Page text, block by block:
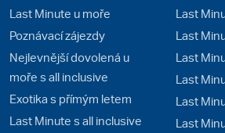
Last Minute u moře
Poznávací zájezdy
Nejlevnější dovolená u
moře s all inclusive
Exotika s přímým letem
Last Minute s all inclusive
Last
Last
Last
Last
Last
Last